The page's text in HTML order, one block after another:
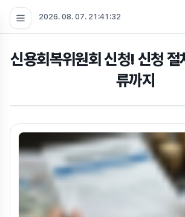
2026. 08. 07. 21:41:33
신용회복위원회 신청! 신청 절
류까지